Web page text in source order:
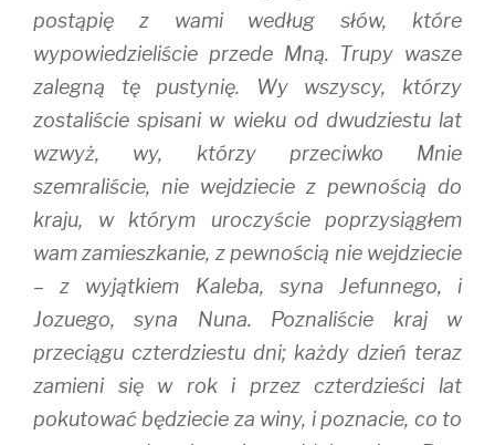
postąpię z wami według słów, które
wypowiedzieliście przede Mną. Trupy wasze
zalegną tę pustynię. Wy wszyscy, którzy
zostaliście spisani w wieku od dwudziestu lat
wzwyż, wy, którzy przeciwko Mnie
szemraliście, nie wejdziecie z pewnością do
kraju, w którym uroczyście poprzysiągłem
wam zamieszkanie, z pewnością nie wejdziecie
– z wyjątkiem Kaleba, syna Jefunnego, i
Jozuego, syna Nuna. Poznaliście kraj w
przeciągu czterdziestu dni; każdy dzień teraz
zamieni się w rok i przez czterdzieści lat
pokutować będziecie za winy, i poznacie, co to